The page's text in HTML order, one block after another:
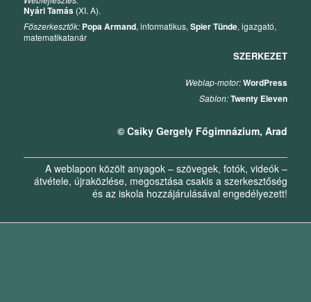
Nyári Tamás (XI. A).
Főszerkesztők: Popa Armand, informatikus,Spier Tünde, igazgató,
matematikatanár
SZERKEZET
Weblap-motor:WordPress
Sablon:Twenty Eleven
© Csiky Gergely Főgimnázium, Arad
A weblapon közölt anyagok – szövegek, fotók, videók –
átvétele, újraközlése, megosztása csakis a szerkesztőség
és az iskola hozzájárulásával engedélyezett!